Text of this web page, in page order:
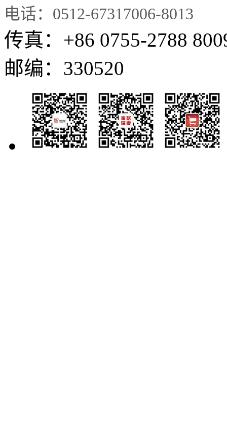
电话： 0512-67317006-8013
传真：+86 0755-2788
邮编：330520